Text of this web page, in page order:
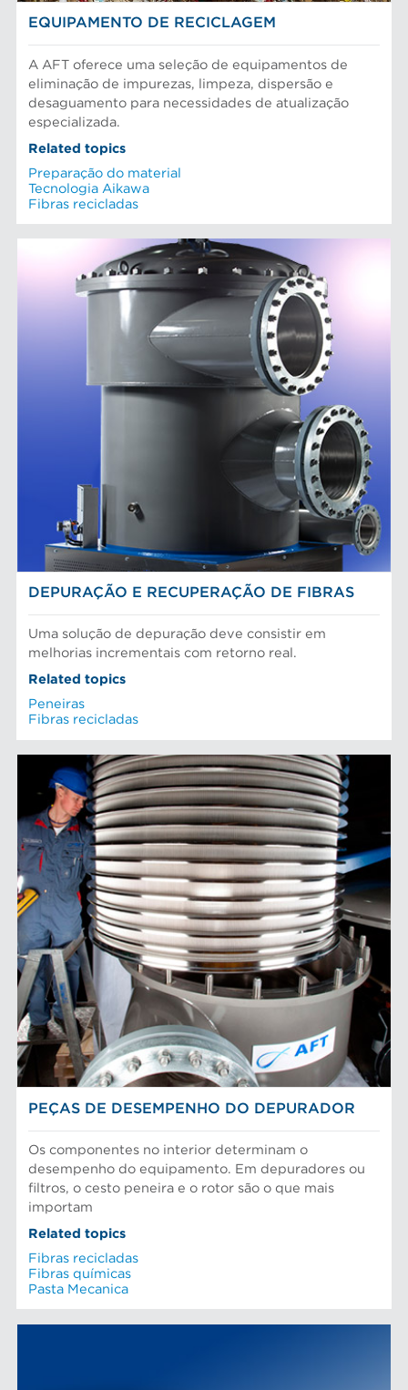
EQUIPAMENTO DE RECICLAGEM
A AFT oferece uma seleção de equipamentos de
eliminação de impurezas, limpeza, dispersão e
desaguamento para necessidades de atualização
especializada.
Related topics
Preparação do material
Tecnologia Aikawa
Fibras recicladas
DEPURAÇÃO E RECUPERAÇÃO DE FIBRAS
Uma solução de depuração deve consistir em
melhorias incrementais com retorno real.
Related topics
Peneiras
Fibras recicladas
PEÇAS DE DESEMPENHO DO DEPURADOR
Os componentes no interior determinam o
desempenho do equipamento. Em depuradores ou
filtros, o cesto peneira e o rotor são o que mais
importam
Related topics
Fibras recicladas
Fibras químicas
Pasta Mecanica